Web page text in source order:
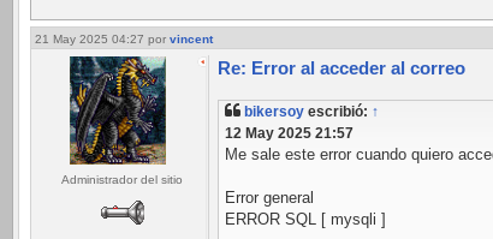
21 May 2025 04:27 por vincent
Administrador del sitio
Re: Error al acceder al correo
bikersoy escribió: ↑
12 May 2025 21:57
Me sale este error cuando quiero
Error general
ERROR SQL [ mysqli ]